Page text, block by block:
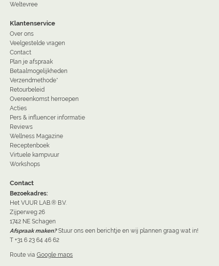
Weltevree
Klantenservice
Over ons
Veelgestelde vragen
Contact
Plan je afspraak
Betaalmogelijkheden
Verzendmethode*
Retourbeleid
Overeenkomst herroepen
Acties
Pers & influencer informatie
Reviews
Wellness Magazine
Receptenboek
Virtuele kampvuur
Workshops
Contact
Bezoekadres:
Het VUUR LAB.® B.V.
Zijperweg 26
1742 NE Schagen
Afspraak maken? Stuur ons een berichtje en wij plannen graag wat in!
T +31 6 23 64 46 62
Route via Google maps